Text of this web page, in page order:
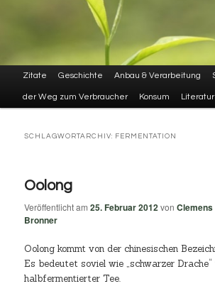
Hauptmenü
Zitate Geschichte Anbau & Verarbeitung
der Weg zum Verbraucher Konsum Literatur
SCHLAGWORTARCHIV: FERMENTATION
Oolong
Veröffentlicht am25. Februar 2012vonClemens
Bronner
Oolong kommt von der chinesischen
Es bedeutet soviel wie „schwarzer
halbfermentierter Tee.